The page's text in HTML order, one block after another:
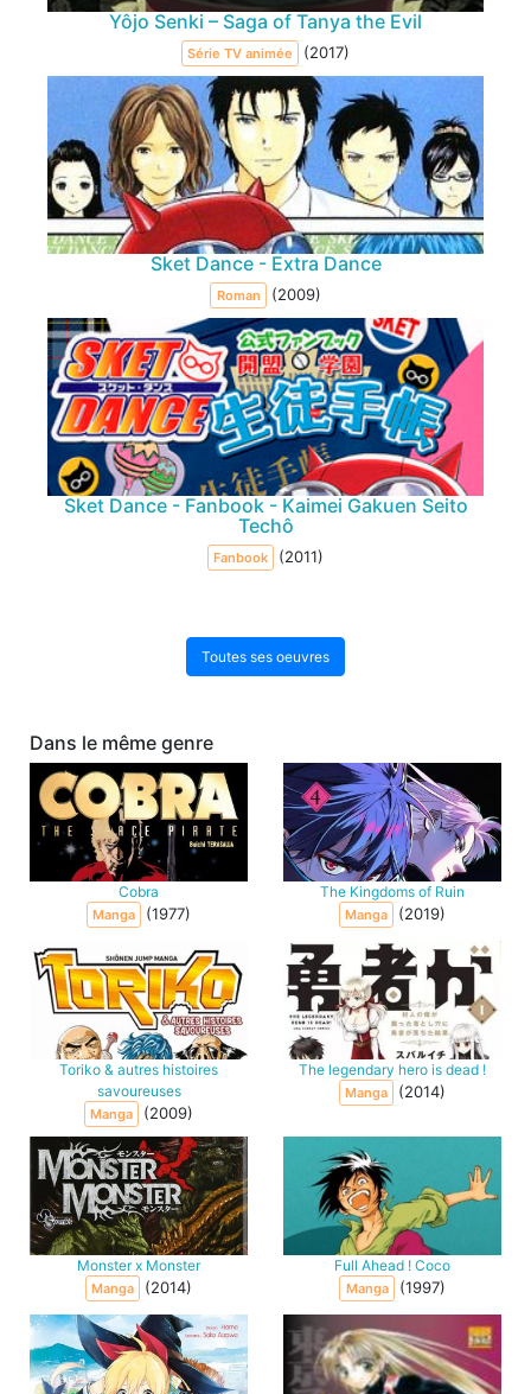
Yôjo Senki – Saga of Tanya the Evil
Série TV animée (2017)
Sket Dance - Extra Dance
Roman (2009)
Sket Dance - Fanbook - Kaimei Gakuen Seito
Techô
Fanbook (2011)
Toutes ses oeuvres
Dans le même genre
Cobra
Manga (1977)
The Kingdoms of Ruin
Manga (2019)
Toriko & autres histoires
savoureuses
Manga (2009)
The legendary hero is dead !
Manga (2014)
Monster x Monster
Manga (2014)
Full Ahead ! Coco
Manga (1997)